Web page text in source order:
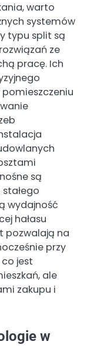
warto
systemów
typu split są
ze
pracę. Ich
są
wydajność
hałasu
pozwalają na
przy
jest
ale
zakupu i
w